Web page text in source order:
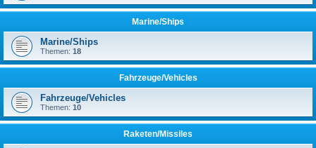
Marine/Ships
Marine/Ships
Themen: 18
Fahrzeuge/Vehicles
Fahrzeuge/Vehicles
Themen: 10
Raketen/Missiles